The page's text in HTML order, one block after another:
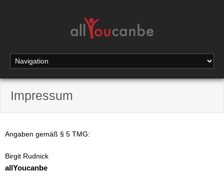
Impressum
Angaben gemäß § 5 TMG:
Birgit Rudnick
allYoucanbe